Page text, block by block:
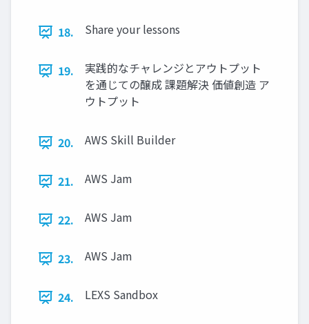
18. Share your lessons
19.
実践的なチャレンジとアウトプット
を通じての醸成 課題解決 価値創造 ア
ウトプット
20. AWS Skill Builder
21. AWS Jam
22. AWS Jam
23. AWS Jam
24. LEXS Sandbox